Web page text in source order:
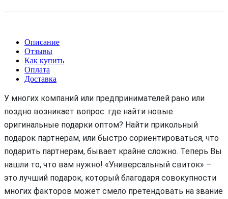
Описание
Отзывы
Как купить
Оплата
Доставка
У многих компаний или предпринимателей рано или
поздно возникает вопрос: где найти новые
оригинальные подарки оптом? Найти прикольный
подарок партнерам, или быстро сориентироваться, что
подарить партнерам, бывает крайне сложно. Теперь Вы
нашли то, что вам нужно! «Универсальный свиток» –
это лучший подарок, который благодаря совокупности
многих факторов может смело претендовать на звание